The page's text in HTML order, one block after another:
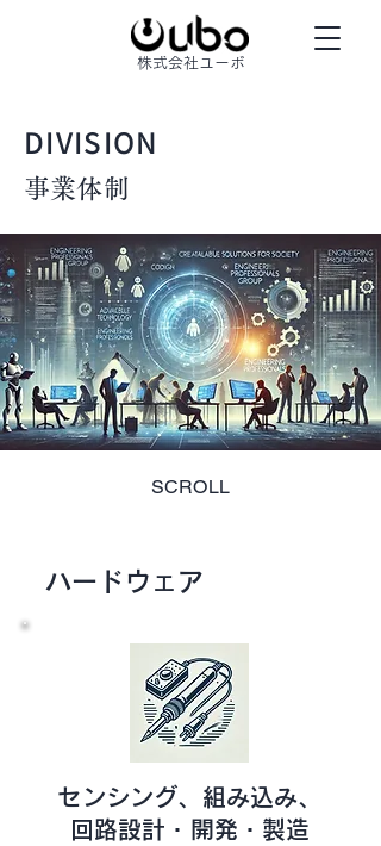
株式会社ユーボ
DIVISION
事業体制
SCROLL
ハードウェア
センシング、組み込み、
回路設計・開発・製造